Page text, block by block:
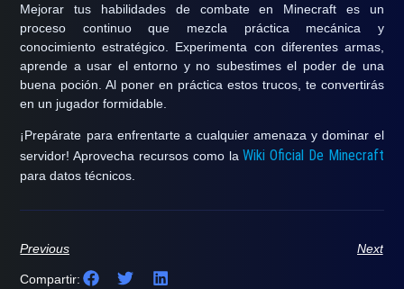
Mejorar tus habilidades de combate en Minecraft es un
proceso continuo que mezcla práctica mecánica y
conocimiento estratégico. Experimenta con diferentes armas,
aprende a usar el entorno y no subestimes el poder de una
buena poción. Al poner en práctica estos trucos, te convertirás
en un jugador formidable.
¡Prepárate para enfrentarte a cualquier amenaza y dominar el
servidor! Aprovecha recursos como laWiki Oficial De Minecraft
para datos técnicos.
Previous Next
Compartir: